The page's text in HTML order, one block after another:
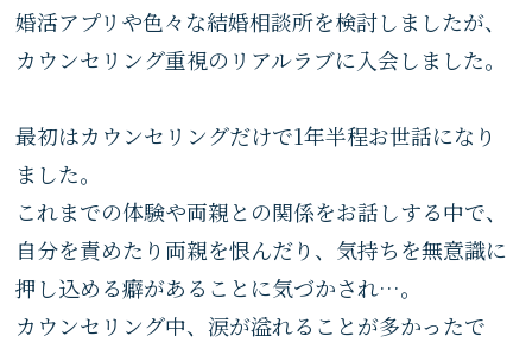
婚活アプリや色々な結婚相談所を検討しましたが、
カウンセリング重視のリアルラブに入会しました。
最初はカウンセリングだけで1年半程お世話になり
ました。
これまでの体験や両親との関係をお話しする中で、
自分を責めたり両親を恨んだり、気持ちを無意識に
押し込める癖があることに気づかされ…。
カウンセリング中、涙が溢れることが多かったで